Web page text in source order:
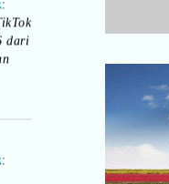
dari